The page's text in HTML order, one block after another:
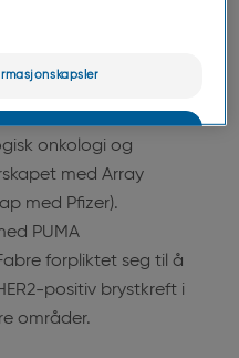
I 2015 ønsket vi å
onkologi og
med Array
med Pfizer).
PUMA
forpliktet seg til å
positiv brystkreft i
områder.